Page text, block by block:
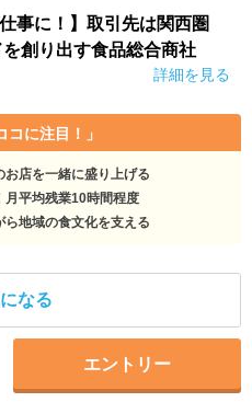
事に！】取引先は関西圏
創り出す食品総合商社
詳細を見る
コに注目！」
店を一緒に盛り上げる
月平均残業10時間程度
地域の食文化を支える
なる
エントリー